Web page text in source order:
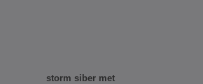
storm siber met